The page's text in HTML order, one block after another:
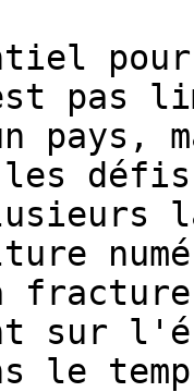
pas
pays,
les
sur
le